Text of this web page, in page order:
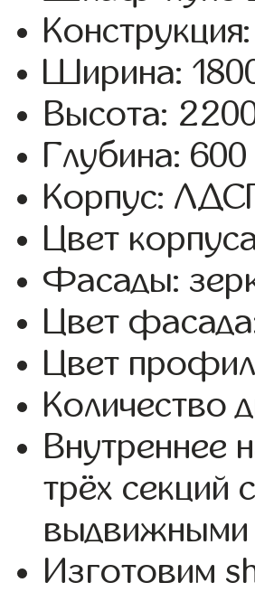
Ширина:
Высота:
Глубина:
Корпус:
Цвет
Фасады:
Цвет
Цвет
Количество
Внутреннее
трёх секций
выдвижными
Изготовим